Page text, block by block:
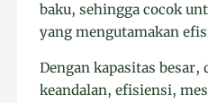
baku, sehingga cocok
yang mengutamakan
Dengan kapasitas besar,
keandalan, efisiensi,